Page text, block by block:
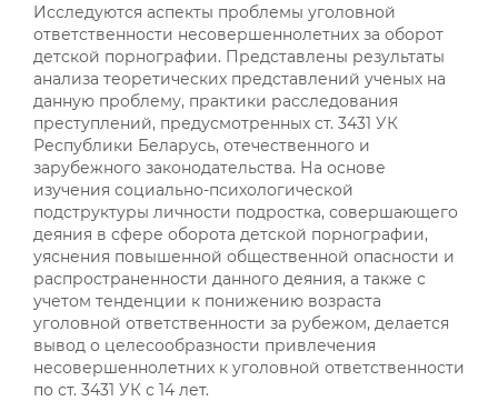
Исследуются аспекты проблемы уголовной
ответственности несовершеннолетних за оборот
детской порнографии. Представлены результаты
анализа теоретических представлений ученых на
данную проблему, практики расследования
преступлений, предусмотренных ст. 3431 УК
Республики Беларусь, отечественного и
зарубежного законодательства. На основе
изучения социально-психологической
подструктуры личности подростка, совершающего
деяния в сфере оборота детской порнографии,
уяснения повышенной общественной опасности и
распространенности данного деяния, а также с
учетом тенденции к понижению возраста
уголовной ответственности за рубежом, делается
вывод о целесообразности привлечения
несовершеннолетних к уголовной ответственности
по ст. 3431 УК с 14 лет.